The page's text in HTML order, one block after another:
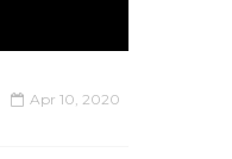
Apr 10, 2020